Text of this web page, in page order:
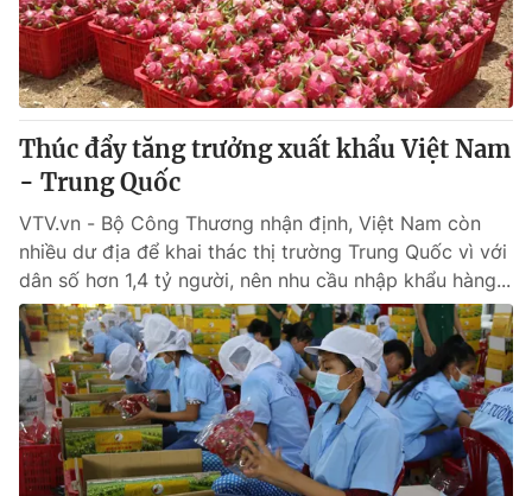
Thúc đẩy tăng trưởng xuất khẩu Việt Nam
- Trung Quốc
VTV.vn - Bộ Công Thương nhận định, Việt Nam còn
nhiều dư địa để khai thác thị trường Trung Quốc vì với
dân số hơn 1,4 tỷ người, nên nhu cầu nhập khẩu hàng...